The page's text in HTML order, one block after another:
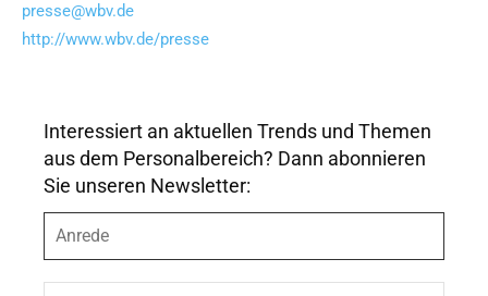
presse@wbv.de
http://www.wbv.de/presse
Interessiert an aktuellen Trends und Themen
aus dem Personalbereich? Dann abonnieren
Sie unseren Newsletter:
r
e